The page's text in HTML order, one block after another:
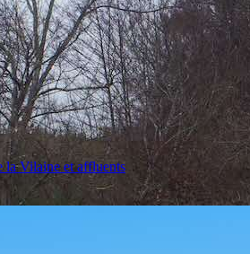
la Vilaine et affluents